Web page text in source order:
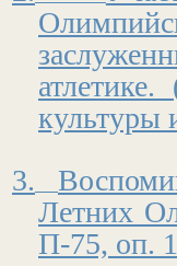
культуры
3.
Летних
П-75, оп.